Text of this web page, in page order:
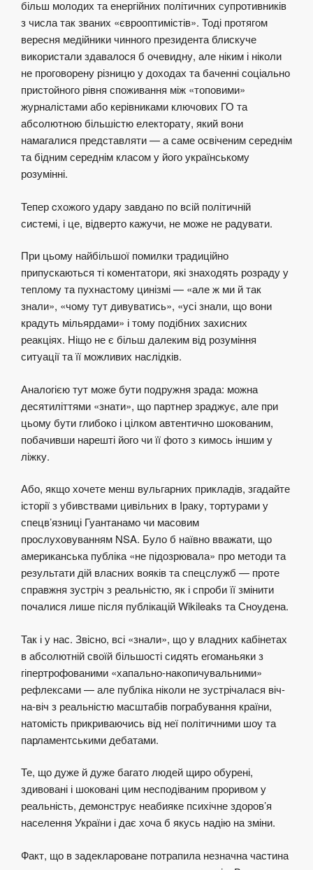
більш молодих та енергійних політичних супротивників
з числа так званих «єврооптимістів». Тоді протягом
вересня медійники чинного президента блискуче
використали здавалося б очевидну, але ніким і ніколи
не проговорену різницю у доходах та баченні соціально
пристойного рівня споживання між «топовими»
журналістами або керівниками ключових ГО та
абсолютною більшістю електорату, який вони
намагалися представляти — а саме освіченим середнім
та бідним середнім класом у його українському
розумінні.
Тепер cхожого удару завдано по всій політичній
системі, і це, відверто кажучи, не може не радувати.
При цьому найбільшої помилки традиційно
припускаються ті коментатори, які знаходять розраду у
теплому та пухнастому цинізмі — «але ж ми й так
знали», «чому тут дивуватись», «усі знали, що вони
крадуть мільярдами» і тому подібних захисних
реакціях. Ніщо не є більш далеким від розуміння
ситуації та її можливих наслідків.
Аналогією тут може бути подружня зрада: можна
десятиліттями «знати», що партнер зраджує, але при
цьому бути глибоко і цілком автентично шокованим,
побачивши нарешті його чи її фото з кимось іншим у
ліжку.
Або, якщо хочете менш вульгарних прикладів, згадайте
історії з убивствами цивільних в Іраку, тортурами у
спецв’язниці Гуантанамо чи масовим
прослуховуванням NSA. Було б наївно вважати, що
американська публіка «не підозрювала» про методи та
результати дій власних вояків та спецслужб — проте
справжня зустріч з реальністю, як і спроби її змінити
почалися лише після публікацій Wikileaks та Сноудена.
Так і у нас. Звісно, всі «знали», що у владних кабінетах
в абсолютній своїй більшості сидять егоманьяки з
гіпертрофованими «хапально-накопичувальними»
рефлексами — але публіка ніколи не зустрічалася віч-
на-віч з реальністю масштабів пограбування країни,
натомість прикриваючись від неї політичними шоу та
парламентськими дебатами.
Те, що дуже й дуже багато людей щиро обурені,
здивовані і шоковані цим несподіваним проривом у
реальність, демонструє неабияке психічне здоров’я
населення України і дає хоча б якусь надію на зміни.
Факт, що в задеклароване потрапила незначна частина